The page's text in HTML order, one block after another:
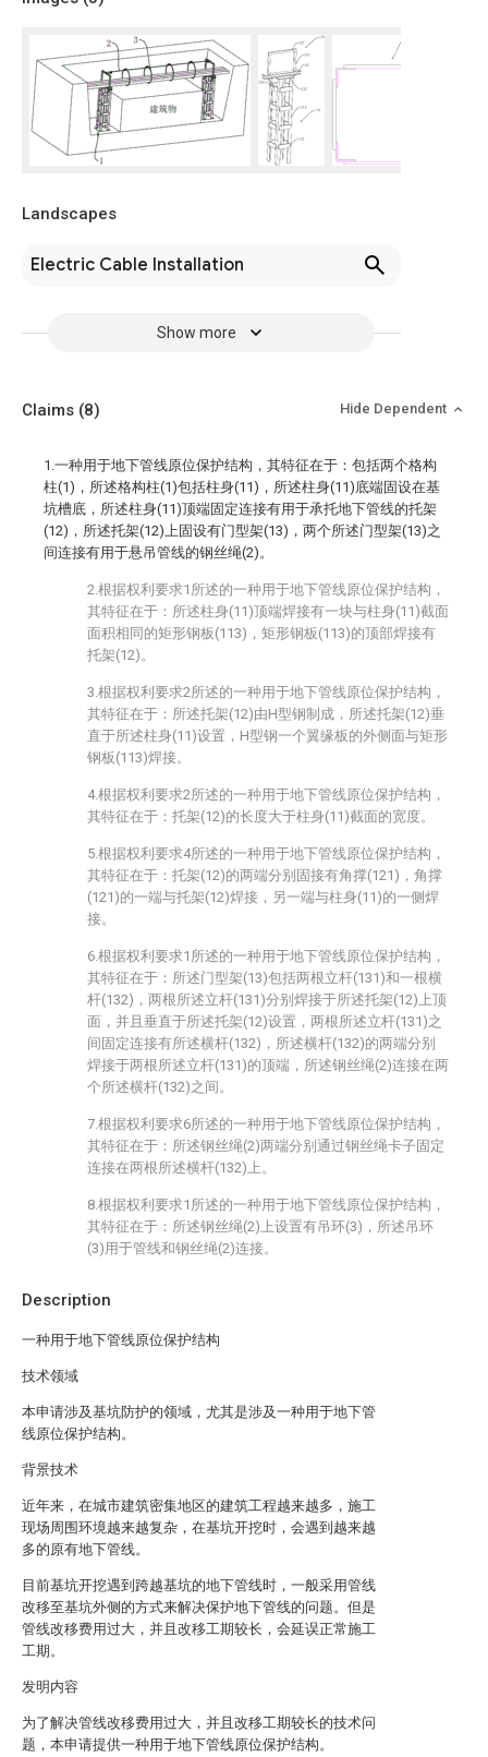
Landscapes
Electric Cable Installation
Show more
Description
一种用于地下管线原位保护结构
技术领域
本申请涉及基坑防护的领域，尤其是涉及一种用于地下管
线原位保护结构。
背景技术
近年来，在城市建筑密集地区的建筑工程越来越多，施工
现场周围环境越来越复杂，在基坑开挖时，会遇到越来越
多的原有地下管线。
目前基坑开挖遇到跨越基坑的地下管线时，一般采用管线
改移至基坑外侧的方式来解决保护地下管线的问题。但是
管线改移费用过大，并且改移工期较长，会延误正常施工
工期。
发明内容
为了解决管线改移费用过大，并且改移工期较长的技术问
题，本申请提供一种用于地下管线原位保护结构。
Claims (8) Hide Dependent
1.一种用于地下管线原位保护结构，其特征在于：包括两个格构
柱(1)，所述格构柱(1)包括柱身(11)，所述柱身(11)底端固设在基
坑槽底，所述柱身(11)顶端固定连接有用于承托地下管线的托架
(12)，所述托架(12)上固设有门型架(13)，两个所述门型架(13)之
间连接有用于悬吊管线的钢丝绳(2)。
2.根据权利要求1所述的一种用于地下管线原位保护结构，
其特征在于：所述柱身(11)顶端焊接有一块与柱身(11)截面
面积相同的矩形钢板(113)，矩形钢板(113)的顶部焊接有
托架(12)。
3.根据权利要求2所述的一种用于地下管线原位保护结构，
其特征在于：所述托架(12)由H型钢制成，所述托架(12)垂
直于所述柱身(11)设置，H型钢一个翼缘板的外侧面与矩形
钢板(113)焊接。
4.根据权利要求2所述的一种用于地下管线原位保护结构，
其特征在于：托架(12)的长度大于柱身(11)截面的宽度。
5.根据权利要求4所述的一种用于地下管线原位保护结构，
其特征在于：托架(12)的两端分别固接有角撑(121)，角撑
(121)的一端与托架(12)焊接，另一端与柱身(11)的一侧焊
接。
6.根据权利要求1所述的一种用于地下管线原位保护结构，
其特征在于：所述门型架(13)包括两根立杆(131)和一根横
杆(132)，两根所述立杆(131)分别焊接于所述托架(12)上顶
面，并且垂直于所述托架(12)设置，两根所述立杆(131)之
间固定连接有所述横杆(132)，所述横杆(132)的两端分别
焊接于两根所述立杆(131)的顶端，所述钢丝绳(2)连接在两
个所述横杆(132)之间。
7.根据权利要求6所述的一种用于地下管线原位保护结构，
其特征在于：所述钢丝绳(2)两端分别通过钢丝绳卡子固定
连接在两根所述横杆(132)上。
8.根据权利要求1所述的一种用于地下管线原位保护结构，
其特征在于：所述钢丝绳(2)上设置有吊环(3)，所述吊环
(3)用于管线和钢丝绳(2)连接。